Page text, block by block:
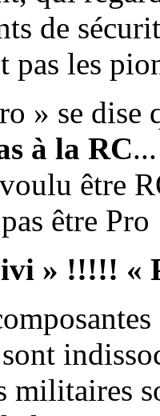
de
pas les
» se dise
à la RC
être
être
» !!!!! «
militaires